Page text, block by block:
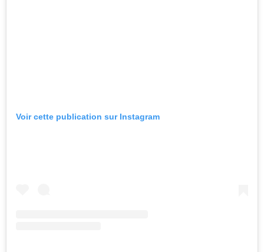
Voir cette publication sur Instagram